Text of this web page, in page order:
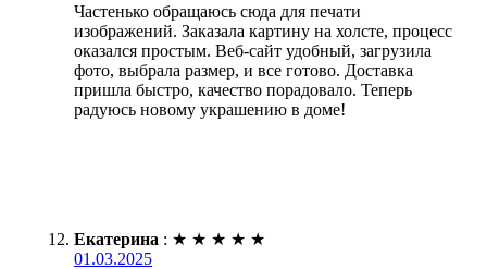
Частенько обращаюсь сюда для печати
изображений. Заказала картину на холсте, процесс
оказался простым. Веб-сайт удобный, загрузила
фото, выбрала размер, и все готово. Доставка
пришла быстро, качество порадовало. Теперь
радуюсь новому украшению в доме!
Екатерина : ★ ★ ★ ★ ★
01.03.2025